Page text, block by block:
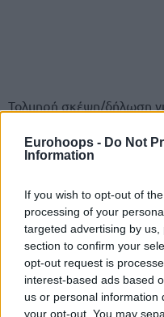
Eurohoops - Do Not
Information
If you wish to opt-out of
processing of your
targeted advertising by
section to confirm your
opt-out request is
interest-based ads based
us or personal information
your opt-out. You may
Τολμηρή σκέψη/δήλωση
μόνο μία τυπική
είναι.